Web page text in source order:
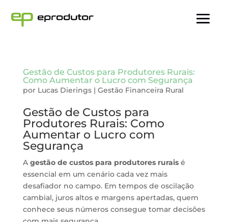
Gestão de Custos para Produtores Rurais:
Como Aumentar o Lucro com Segurança
por Lucas Dierings| Gestão Financeira Rural
Gestão de Custos para
Produtores Rurais: Como
Aumentar o Lucro com
Segurança
A gestão de custos para produtores ruraisé
essencial em um cenário cada vez mais
desafiador no campo. Em tempos de oscilação
cambial, juros altos e margens apertadas, quem
conhece seus números consegue tomar decisões